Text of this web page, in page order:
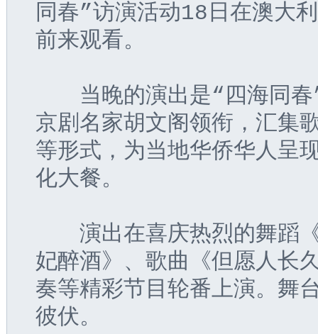
同春”访演活动18日在澳大
前来观看。
当晚的演出是“四海同春”
京剧名家胡文阁领衔，汇集
等形式，为当地华侨华人呈
化大餐。
演出在喜庆热烈的舞蹈《
妃醉酒》、歌曲《但愿人长
奏等精彩节目轮番上演。舞
彼伏。